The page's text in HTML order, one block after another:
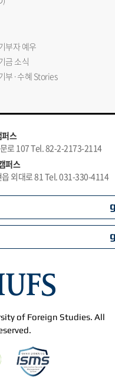
부자 예우
금 소식
부·수혜 Stories
스
로 107 Tel. 82-2-2173-2114
퍼스
외대로 81 Tel. 031-330-4114
of Foreign Studies. All